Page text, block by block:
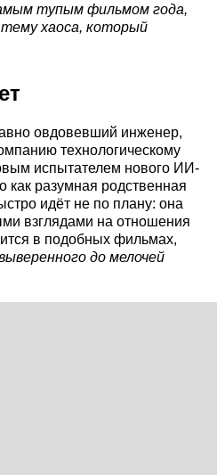
тупым фильмом года,
хаоса, который
овдовевший инженер,
технологическому
испытателем нового ИИ-
как разумная родственная
идёт не по плану: она
взглядами на отношения
в подобных фильмах,
до мелочей